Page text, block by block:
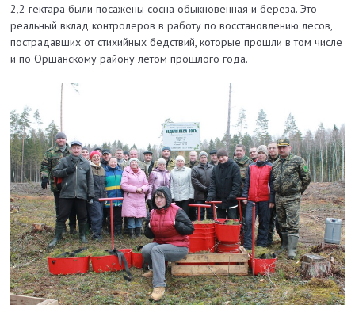
2,2 гектара были посажены сосна обыкновенная и береза. Это
реальный вклад контролеров в работу по восстановлению лесов,
пострадавших от стихийных бедствий, которые прошли в том числе
и по Оршанскому району летом прошлого года.